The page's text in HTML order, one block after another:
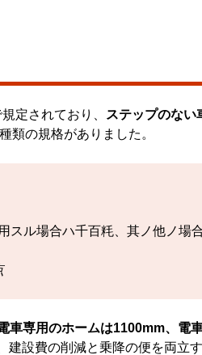
定されており、
ステップのない
類の規格がありました。
ル場合ハ千百粍、其ノ他ノ場
車専用のホームは1100mm、電
建設費の削減と乗降の便を両立